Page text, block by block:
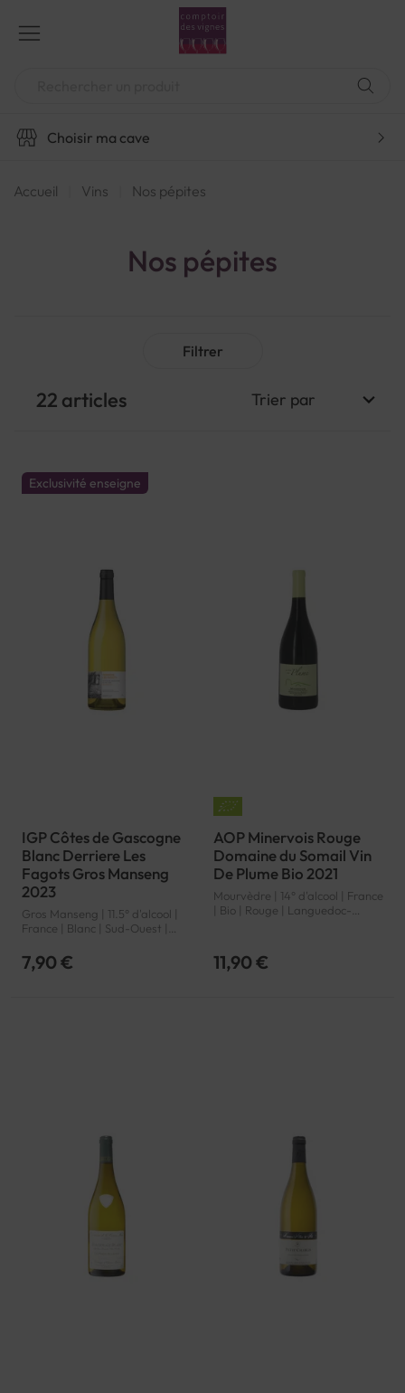
contenu
Choisir ma cave
Accueil Vins Nos pépites
Nos pépites
22 articles
Exclusivité enseigne
IGP Côtes de Gascogne
Blanc Derriere Les
Fagots Gros Manseng
2023
Gros Manseng | 11.5° d'alcool |
France | Blanc | Sud-Ouest |
7,90 €
AOP Minervois Rouge
Domaine du Somail Vin
De Plume Bio 2021
Mourvèdre | 14° d'alcool | France
| Bio | Rouge | Languedoc-
11,90 €
Filtrer